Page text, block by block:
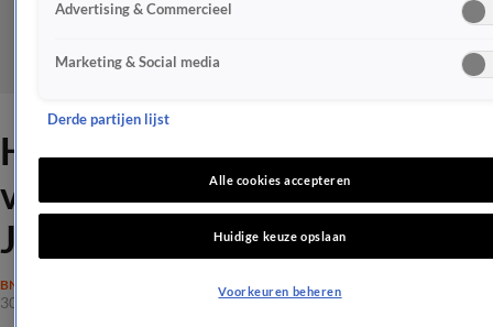
Hoog bezoek op groots
verjaardagsfeest Gerard
Joling
BN'ERS
30 apr 2025, 08:26
Advertising & Commercieel
Marketing & Social media
Derde partijen lijst
Alle cookies accepteren
Huidige keuze opslaan
Voorkeuren beheren